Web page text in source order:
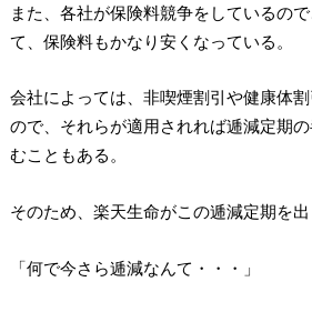
また、各社が保険料競争をしているの
て、保険料もかなり安くなっている。
会社によっては、非喫煙割引や健康体
ので、それらが適用されれば逓減定期
むこともある。
そのため、楽天生命がこの逓減定期を
「何で今さら逓減なんて・・・」